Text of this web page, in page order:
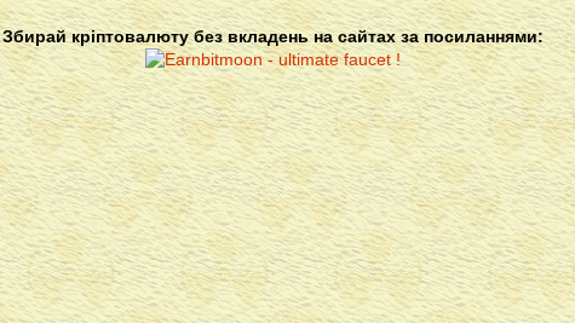
Збирай кріптовалюту без вкладень на сайтах за посиланнями: